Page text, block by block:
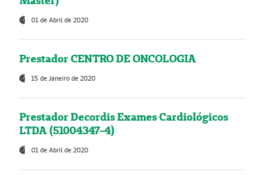
01 de Abril de 2020
Prestador CENTRO DE ONCOLOGIA
15 de Janeiro de 2020
Prestador Decordis Exames Cardiológicos
LTDA (51004347-4)
01 de Abril de 2020